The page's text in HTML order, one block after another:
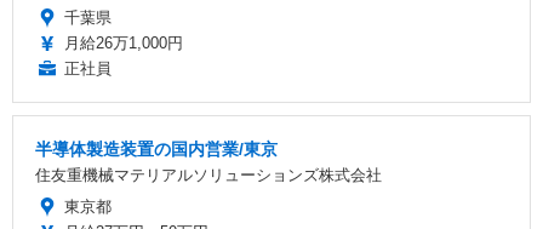
千葉県
月給26万1,000円
正社員
半導体製造装置の国内営業/東京
住友重機械マテリアルソリューションズ株式会社
東京都